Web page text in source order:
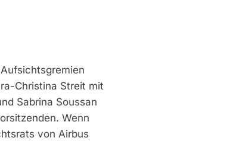
Christina Streit mit
Sabrina Soussan
Wenn
von Airbus